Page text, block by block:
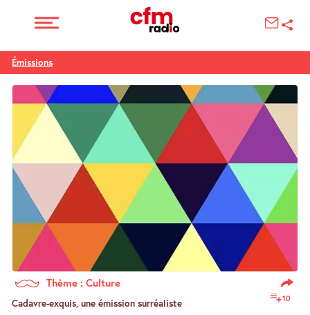
Émissions
Thème : Culture
10
Cadavre-exquis, une émission surréaliste